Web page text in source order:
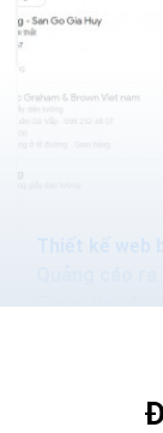
Thiết kế web
Quảng cáo
Trong thời đại